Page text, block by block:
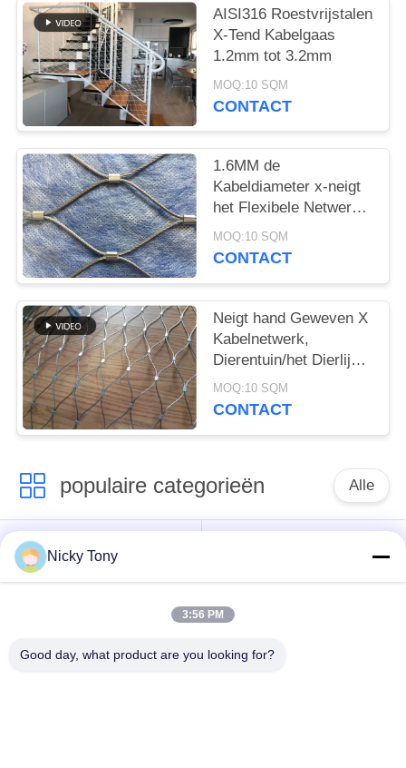
AISI316 Roestvrijstalen
X-Tend Kabelgaas
1.2mm tot 3.2mm
MOQ:10 SQM
CONTACT
1.6MM de
Kabeldiameter x-neigt
het Flexibele Netwerk
van de Roestvrij
staalkabel voor Groene
MOQ:10 SQM
CONTACT
Neigt hand Geweven X
Kabelnetwerk,
Dierentuin/het Dierlijke
Netwerk van de de
Kabelmetalen kap van
MOQ:10 SQM
CONTACT
populaire categorieën Alle
Het Netwerk van de
draadkabel
Vogelhuisdraad het
Nicky Tony
3:56 PM
Good day, what product are you looking for?